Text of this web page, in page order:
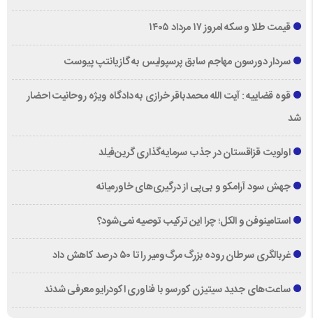
قیمت طلا و سکه امروز ۱۷ مرداد ۱۴۰۵
سردار دورسون مهاجم سابق پرسپولیس به گازیانتپ پیوست
قوه قضاییه : آیت الله محمدباقر خرازی به دادگاه ویژه روحانیت احضار
شد
اولویت قزاقستان در جذب سرمایه‌گذاری گرین‌فیلد
جهش سود آرامکو و بی‌پی از درگیری‌های خاورمیانه
استامینوفن و الکل؛ چرا این ترکیب توصیه نمی‌شود؟
غربالگری سرطان روده بزرگ مرگ‌ومیر را تا ۵۰ درصد کاهش داد
ساعت‌های جدید سیتیزن کورسو با فناوری اکودرایو معرفی شدند